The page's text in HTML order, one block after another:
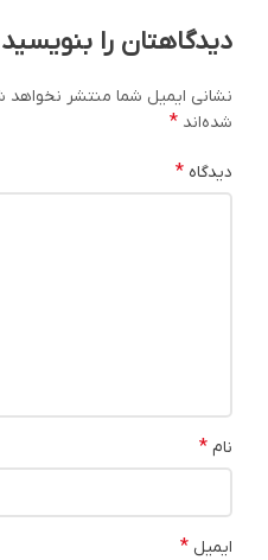
دیدگاهتان را بنویسید
نشانی ایمیل شما منتشر نخواهد
شده‌اند *
دیدگاه *
نام *
ایمیل *